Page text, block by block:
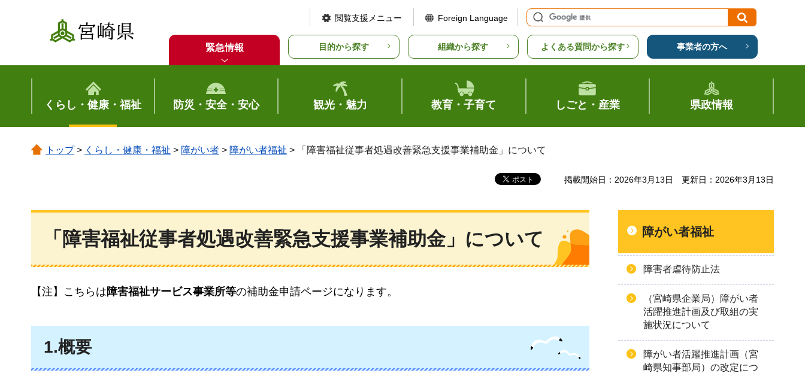
宮崎県
閲覧支援メニュー Foreign Language
緊急情報 目的から探す 組織から探す よくある質問から探す 事業者の方へ
くらし・健康・福祉 防災・安全・安心 観光・魅力 教育・子育て しごと・産業 県政情報
トップ> くらし・健康・福祉 > 障がい者 > 障がい者福祉 > 「障害福祉従事者処遇改善緊急支援事業補助金」について
掲載開始日：2026年3月13日 更新日：2026年3月13日
「障害福祉従事者処遇改善緊急支援事業補助金」について
【注】こちらは障害福祉サービス事業所等の補助金申請ページになります。
1.概要
障がい者福祉
障害者虐待防止法
（宮崎県企業局）障がい者
活躍推進計画及び取組の実
施状況について
障がい者活躍推進計画（宮
崎県知事部局）の改定につ